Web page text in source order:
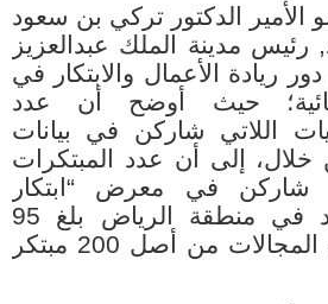
الدكتور تركي بن سعود
مدينة الملك عبدالعزيز
ريادة الأعمال والابتكار في
حيث أوضح أن عدد
اللاتي شاركن في بيانات
خلال، إلى أن عدد المبتكرات
شاركن في معرض “ابتكار
2013م” الذي عقد في منطقة الرياض بلغ 95
مبتكرة في مختلف المجالات من أصل 200 مبتكر